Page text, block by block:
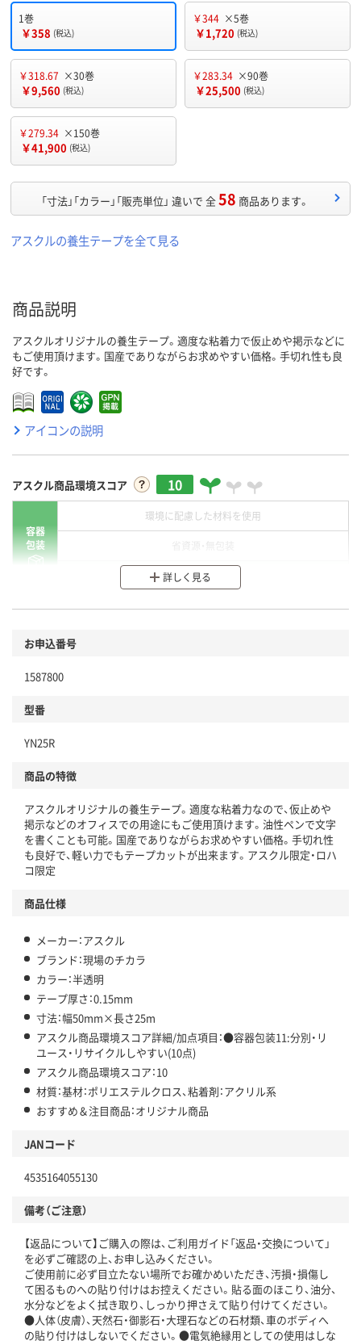
1巻
￥358 (税込)
￥344 ×5巻
￥1,720 (税込)
￥318.67 ×30巻
￥9,560 (税込)
￥283.34 ×90巻
￥25,500 (税込)
￥279.34 ×150巻
￥41,900 (税込)
「寸法」「カラー」「販売単位」 違いで 全58 商品あります。
アスクルの養生テープを全て見る
商品説明
アスクルオリジナルの養生テープ。適度な粘着力で仮止めや掲示などに
もご使用頂けます。国産でありながらお求めやすい価格。手切れ性も良
好です。
アイコンの説明
アスクル商品環境スコア 10
容器
包装
環境に配慮した材料を使用
分別・リサイクルしやすい設計
本体
仕組
この商品の環境配慮ポイントです。下記商品詳細「
アスクル商品環境スコア詳細／加点項目
」で確認できます。
詳しく見る
お申込番号
1587800
型番
YN25R
商品の特徴
アスクルオリジナルの養生テープ。適度な粘着力なので、仮止めや
掲示などのオフィスでの用途にもご使用頂けます。油性ペンで文字
を書くことも可能。国産でありながらお求めやすい価格。手切れ性
も良好で、軽い力でもテープカットが出来ます。アスクル限定・ロハ
コ限定
商品仕様
メーカー：アスクル
ブランド：現場のチカラ
カラー：半透明
テープ厚さ：0.15mm
寸法：幅50mm×長さ25m
アスクル商品環境スコア詳細/加点項目：●容器包装11:分別・リ
ユース・リサイクルしやすい(10点)
アスクル商品環境スコア：10
材質：基材：ポリエステルクロス、粘着剤：アクリル系
おすすめ＆注目商品：オリジナル商品
JANコード
4535164055130
備考（ご注意）
【返品について】ご購入の際は、ご利用ガイド「返品・交換について」
を必ずご確認の上、お申し込みください。
ご使用前に必ず目立たない場所でお確かめいただき、汚損・損傷し
て困るものへの貼り付けはお控えください。貼る面のほこり、油分、
水分などをよく拭き取り、しっかり押さえて貼り付けてください。
●人体（皮膚）、天然石・御影石・大理石などの石材類、車のボディへ
の貼り付けはしないでください。●電気絶縁用としての使用はしな